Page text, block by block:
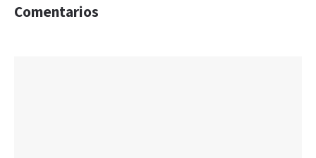
Comentarios